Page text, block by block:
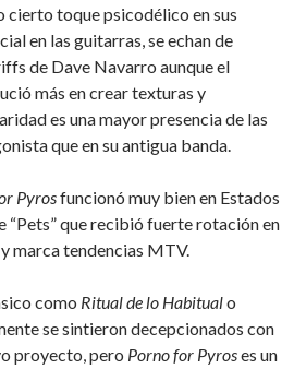
cierto toque psicodélico en sus
en las guitarras, se echan de
de Dave Navarro aunque el
más en crear texturas y
es una mayor presencia de las
que en su antigua banda.
Pyrosfuncionó muy bien en Estados
“Pets” que recibió fuerte rotación en
marca tendencias MTV.
como Ritual de lo Habitualo
se sintieron decepcionados con
proyecto, pero Porno for Pyroses un